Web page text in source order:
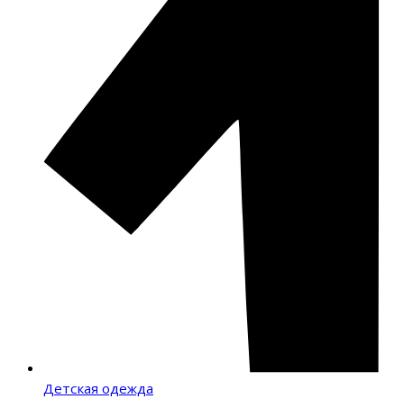
Детская одежда